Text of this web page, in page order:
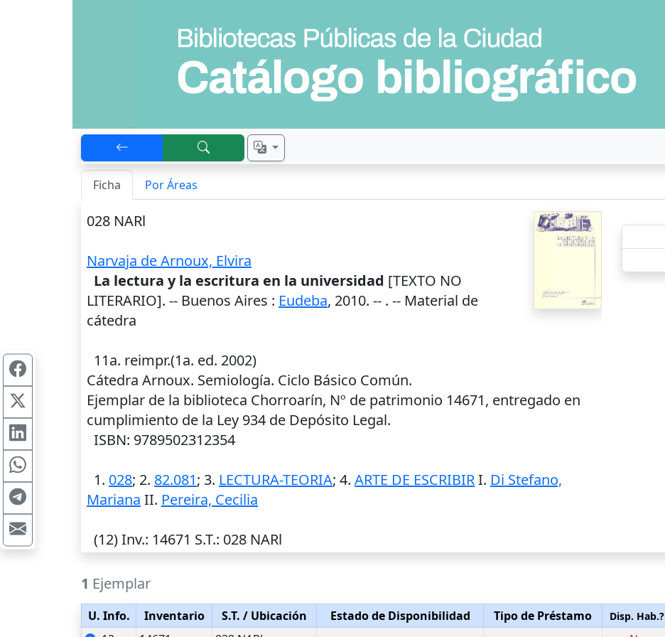
Ficha Por Áreas
028 NARl
Narvaja de Arnoux, Elvira
La lectura y la escritura en la universidad [TEXTO NO
LITERARIO]. -- Buenos Aires : Eudeba, 2010. -- . -- Material de
cátedra
11a. reimpr.(1a. ed. 2002)
Cátedra Arnoux. Semiología. Ciclo Básico Común.
Ejemplar de la biblioteca Chorroarín, Nº de patrimonio 14671, entregado en
cumplimiento de la Ley 934 de Depósito Legal.
ISBN: 9789502312354
1. 028; 2. 82.081; 3. LECTURA-TEORIA; 4. ARTE DE ESCRIBIRI. Di Stefano,
Mariana II. Pereira, Cecilia
(12)Inv.: 14671 S.T.: 028 NARl
1 Ejemplar
U. Info. Inventario S.T. / Ubicación Estado de Disponibilidad Tipo de Préstamo Disp. Hab.?